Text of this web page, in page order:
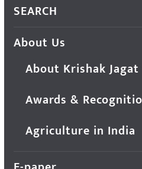
SEARCH
About Us
About Krishak Jagat
Awards &
Agriculture in India